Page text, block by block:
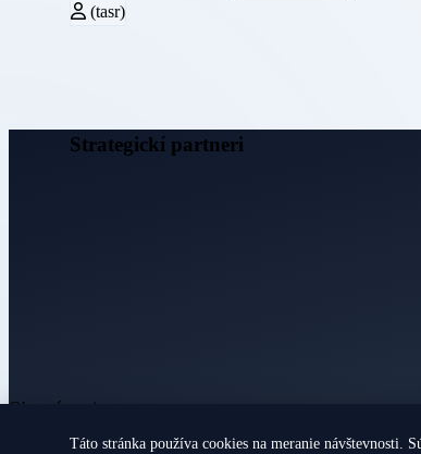
(tasr)
Strategickí partneri
Obecné noviny
Táto stránka používa cookies na meranie návštevnosti.